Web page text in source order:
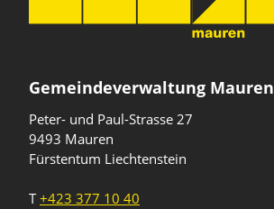
Gemeindeverwaltung Mauren
Peter- und Paul-Strasse 27
9493 Mauren
Fürstentum Liechtenstein
T+423 377 10 40